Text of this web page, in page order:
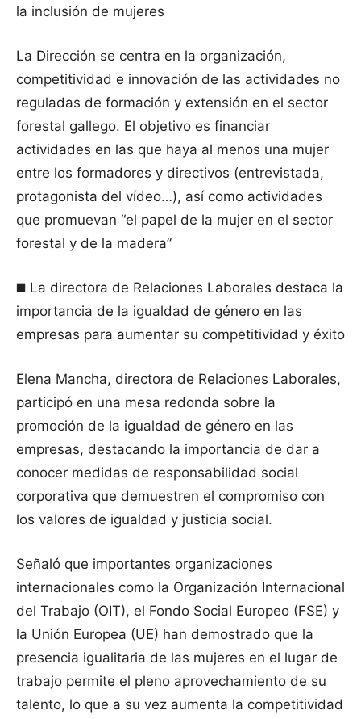
la inclusión de mujeres
La Dirección se centra en la organización,
competitividad e innovación de las actividades no
reguladas de formación y extensión en el sector
forestal gallego. El objetivo es financiar
actividades en las que haya al menos una mujer
entre los formadores y directivos (entrevistada,
protagonista del vídeo…), así como actividades
que promuevan “el papel de la mujer en el sector
forestal y de la madera”
◼️ La directora de Relaciones Laborales destaca la
importancia de la igualdad de género en las
empresas para aumentar su competitividad y éxito
Elena Mancha, directora de Relaciones Laborales,
participó en una mesa redonda sobre la
promoción de la igualdad de género en las
empresas, destacando la importancia de dar a
conocer medidas de responsabilidad social
corporativa que demuestren el compromiso con
los valores de igualdad y justicia social.
Señaló que importantes organizaciones
internacionales como la Organización Internacional
del Trabajo (OIT), el Fondo Social Europeo (FSE) y
la Unión Europea (UE) han demostrado que la
presencia igualitaria de las mujeres en el lugar de
trabajo permite el pleno aprovechamiento de su
talento, lo que a su vez aumenta la competitividad